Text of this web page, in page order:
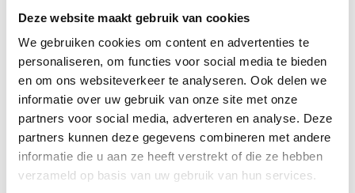
Deze website maakt gebruik van cookies
We gebruiken cookies om content en advertenties te
personaliseren, om functies voor social media te bieden
en om ons websiteverkeer te analyseren. Ook delen we
informatie over uw gebruik van onze site met onze
partners voor social media, adverteren en analyse. Deze
partners kunnen deze gegevens combineren met andere
informatie die u aan ze heeft verstrekt of die ze hebben
verzameld op basis van uw gebruik van hun services.
Gerelateerde producten